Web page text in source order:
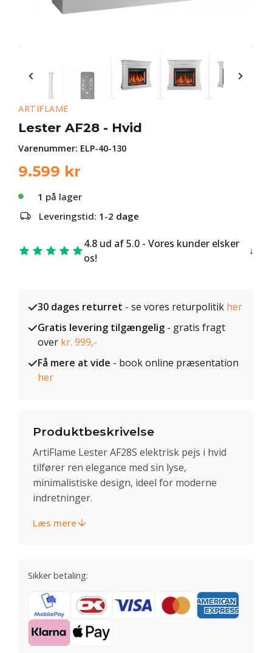
ARTIFLAME
Lester AF28 - Hvid
Varenummer: ELP-40-130
9.599 kr
1 på lager
Leveringstid: 1-2 dage
4.8 ud af 5.0 - Vores kunder elsker
os!
30 dages returret - se vores returpolitik her
Gratis levering tilgængelig - gratis fragt
over kr. 999,-
Få mere at vide - book online præsentation
her
Produktbeskrivelse
ArtiFlame Lester AF28S elektrisk pejs i hvid
tilfører ren elegance med sin lyse,
minimalistiske design, ideel for moderne
indretninger.
Læs mere
Sikker betaling: